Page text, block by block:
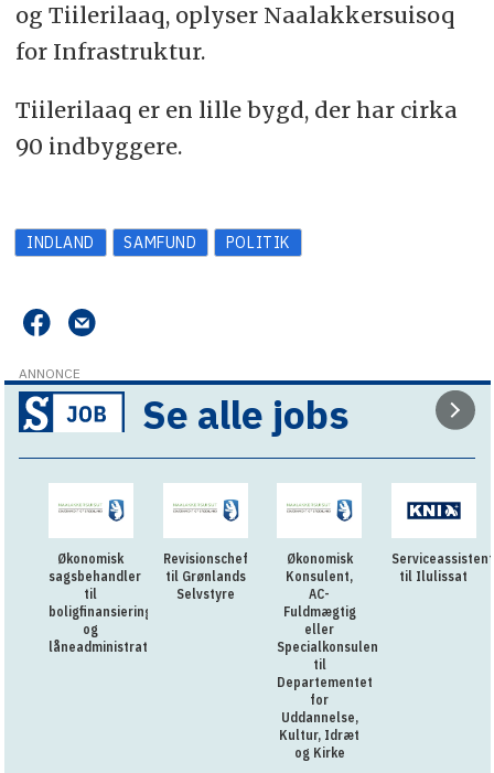
og Tiilerilaaq, oplyser Naalakkersuisoq
for Infrastruktur.
Tiilerilaaq er en lille bygd, der har cirka
90 indbyggere.
INDLAND SAMFUND POLITIK
ANNONCE
Se alle jobs
Økonomisk
sagsbehandler
til
boligfinansiering
og
låneadministration
Revisionschef
til Grønlands
Selvstyre
Økonomisk
Konsulent,
AC-
Fuldmægtig
eller
Specialkonsulent
til
Departementet
for
Uddannelse,
Kultur, Idræt
og Kirke
Serviceassistent
til Ilulissat